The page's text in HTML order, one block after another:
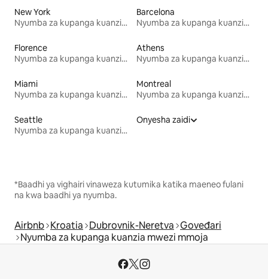
New York
Nyumba za kupanga kuanzia mwezi mmoja
Barcelona
Nyumba za kupanga kuanzia mwezi mmoja
Florence
Nyumba za kupanga kuanzia mwezi mmoja
Athens
Nyumba za kupanga kuanzia mwezi mmoja
Miami
Nyumba za kupanga kuanzia mwezi mmoja
Montreal
Nyumba za kupanga kuanzia mwezi mmoja
Seattle
Nyumba za kupanga kuanzia mwezi mmoja
Onyesha zaidi
*Baadhi ya vighairi vinaweza kutumika katika maeneo fulani
na kwa baadhi ya nyumba.
Airbnb Kroatia Dubrovnik-Neretva Goveđari
Nyumba za kupanga kuanzia mwezi mmoja